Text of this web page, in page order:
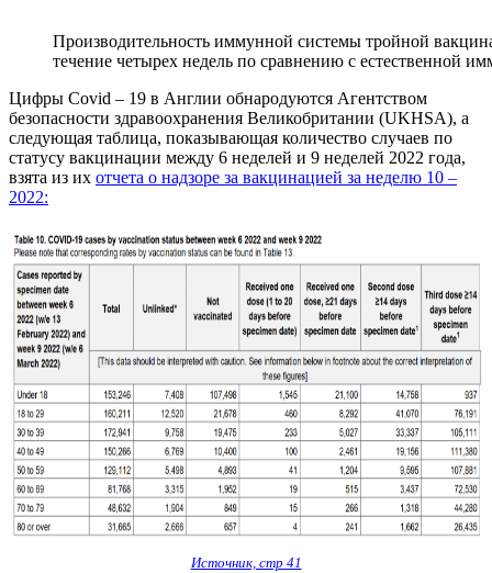
Производительность иммунной системы тройной
течение четырех недель по сравнению с естественной
Цифры Covid – 19 в Англии обнародуются Агентством
безопасности здравоохранения Великобритании (UKHSA), а
следующая таблица, показывающая количество случаев по
статусу вакцинации между 6 неделей и 9 неделей 2022 года,
взята из их отчета о надзоре за вакцинацией за неделю 10 –
2022:
Источник, стр 41